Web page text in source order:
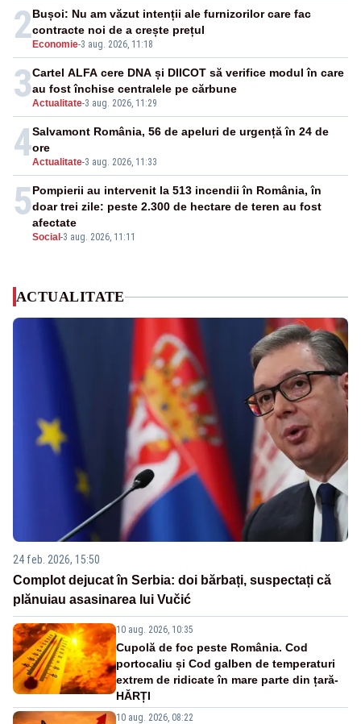
publice
2 Economie-3 aug. 2026, 11:18
Bușoi: Nu am văzut intenții ale furnizorilor care fac
contracte noi de a crește prețul
3Actualitate-3 aug. 2026, 11:29
Cartel ALFA cere DNA și DIICOT să verifice modul în care
au fost închise centralele pe cărbune
4Actualitate-3 aug. 2026, 11:33
Salvamont România, 56 de apeluri de urgență în 24 de
ore
5
Social -3 aug. 2026, 11:11
Pompierii au intervenit la 513 incendii în România, în
doar trei zile: peste 2.300 de hectare de teren au fost
afectate
ACTUALITATE
24 feb. 2026, 15:50
Complot dejucat în Serbia: doi bărbați, suspectați că
plănuiau asasinarea lui Vučić
10 aug. 2026, 10:35
Cupolă de foc peste România. Cod
portocaliu și Cod galben de temperaturi
extrem de ridicate în mare parte din țară-
HĂRȚI
10 aug. 2026, 08:22